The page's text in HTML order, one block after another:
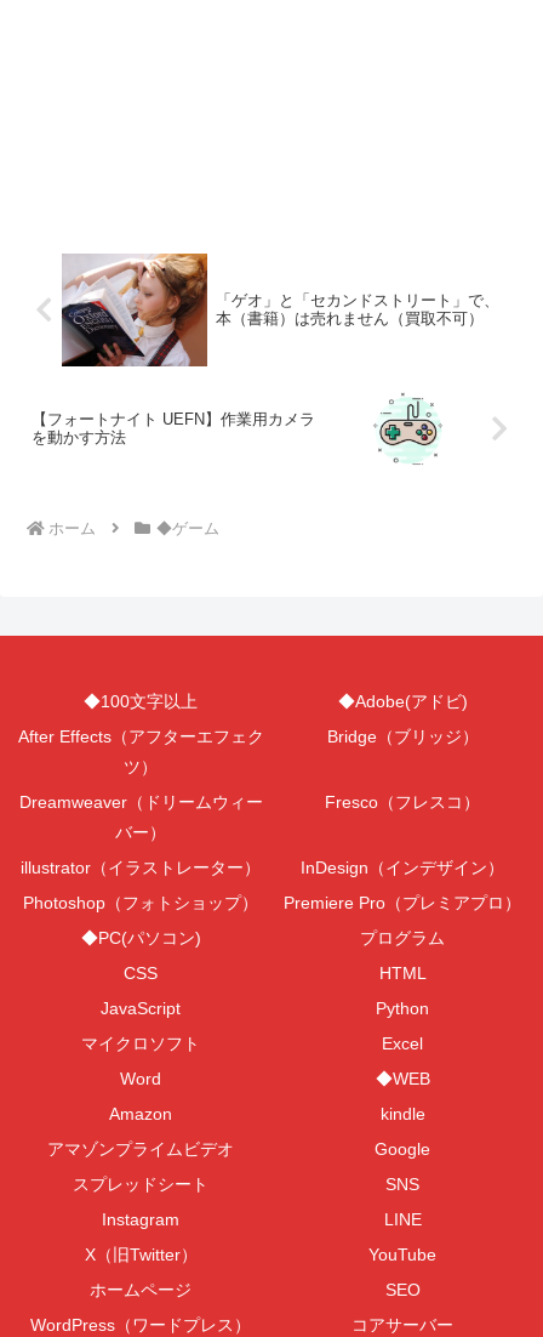
「ゲオ」と「セカンドストリート」で、
本（書籍）は売れません（買取不可）
【フォートナイト UEFN】作業用カメラ
を動かす方法
ホーム ◆ゲーム
◆100文字以上
◆Adobe(アドビ)
After Effects（アフターエフェク
ツ）
Bridge（ブリッジ）
Dreamweaver（ドリームウィー
バー）
Fresco（フレスコ）
illustrator（イラストレーター）
InDesign（インデザイン）
Photoshop（フォトショップ）
Premiere Pro（プレミアプロ）
◆PC(パソコン)
プログラム
CSS
HTML
JavaScript
Python
マイクロソフト
Excel
Word
◆WEB
Amazon
kindle
アマゾンプライムビデオ
Google
スプレッドシート
SNS
Instagram
LINE
X（旧Twitter）
YouTube
ホームページ
SEO
WordPress（ワードプレス）
コアサーバー